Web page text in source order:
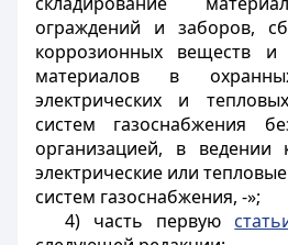
ограждений и заборов,
коррозионных веществ и
материалов в
электрических и
систем газоснабжения
организацией, в ведении
электрические или
систем газоснабжения, -»;
4) часть первую